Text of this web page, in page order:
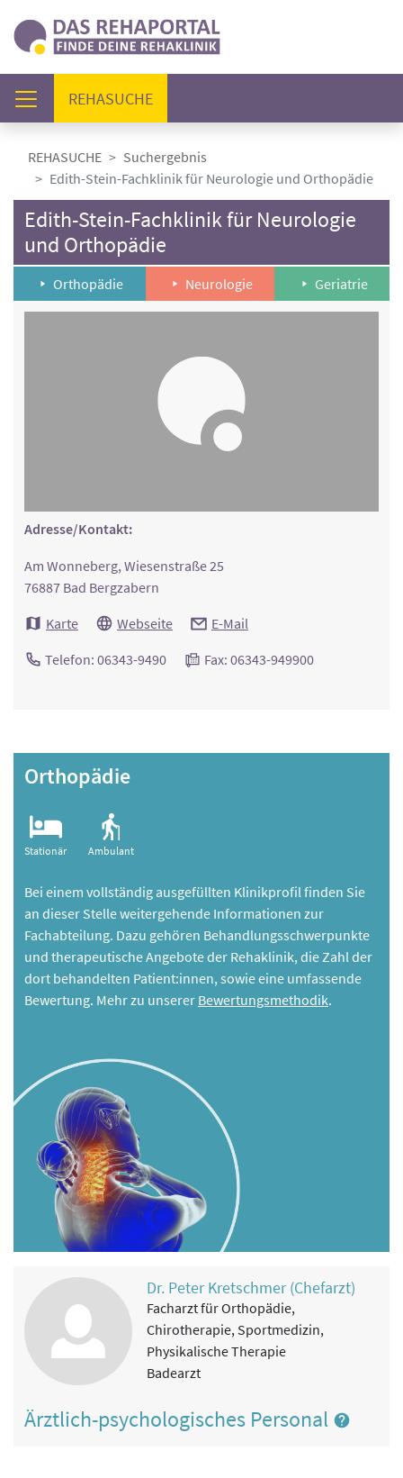
REHASUCHE(AKTUELL)
REHASUCHE
Suchergebnis
Edith-Stein-Fachklinik für Neurologie und Orthopädie
Edith-Stein-Fachklinik für Neurologie
und Orthopädie
Orthopädie Neurologie Geriatrie
Adresse/Kontakt:
Am Wonneberg, Wiesenstraße 25
76887 Bad Bergzabern
Karte
Webseite E-Mail
Telefon: 06343-9490 Fax: 06343-949900
Orthopädie
Stationär Ambulant
Bei einem vollständig ausgefüllten Klinikprofil finden Sie
an dieser Stelle weitergehende Informationen zur
Fachabteilung. Dazu gehören Behandlungsschwerpunkte
und therapeutische Angebote der Rehaklinik, die Zahl der
dort behandelten Patient:innen, sowie eine umfassende
Bewertung. Mehr zu unserer Bewertungsmethodik.
Dr. Peter Kretschmer (Chefarzt)
Facharzt für Orthopädie,
Chirotherapie, Sportmedizin,
Physikalische Therapie
Badearzt
Ärztlich-psychologisches Personal